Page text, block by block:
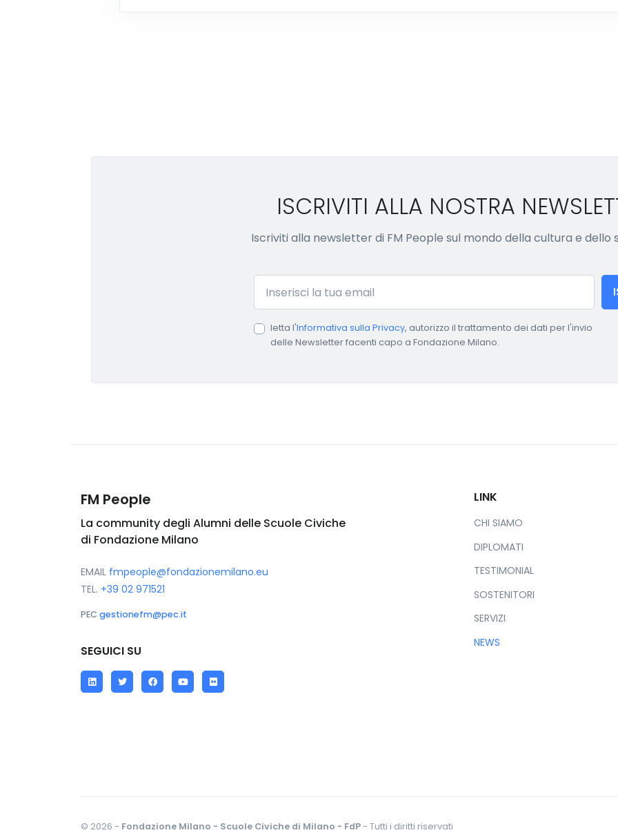
ISCRIVITI ALLA NOSTRA
Iscriviti alla newsletter di FM People sul mondo della cultura e dello
Email
letta l'Informativa sulla Privacy, autorizzo il trattamento dei dati per l'invio
delle Newsletter facenti capo a Fondazione Milano.
LINK
CHI SIAMO
DIPLOMATI
TESTIMONIAL
SOSTENITORI
SERVIZI
NEWS
FM People
La community degli Alumni delle Scuole Civiche
di Fondazione Milano
EMAIL fmpeople@fondazionemilano.eu
TEL. +39 02 971521
PEC gestionefm@pec.it
SEGUICI SU
LinkedInTwitterFacebookYouTube
Flickr
© 2026 - Fondazione Milano - Scuole Civiche di Milano - FdP- Tutti i diritti riservati